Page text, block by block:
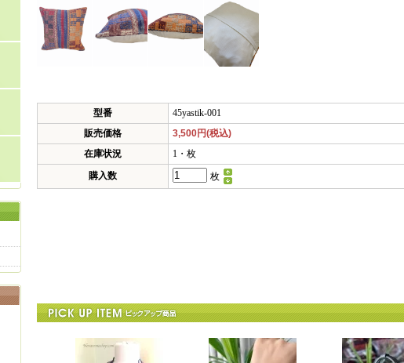
型番
45yastik-001
販売価格
3,500円(税込)
在庫状況
1・枚
購入数
枚